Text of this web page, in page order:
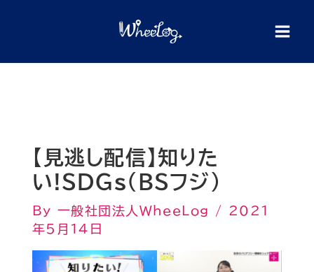
【見逃し配信】知りた
い!SDGs（BSフジ）
By 一般社団法人WheeLog /
2021
年5月14日